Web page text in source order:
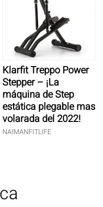
Klarfit Treppo Power
Stepper – ¡La
máquina de Step
estática plegable mas
volarada del 2022!
NAIMANFITLIFE